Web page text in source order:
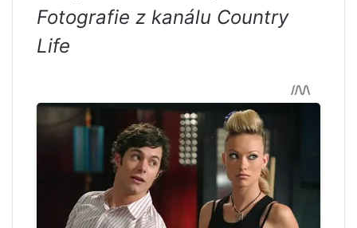
Fotografie z kanálu Country
Life